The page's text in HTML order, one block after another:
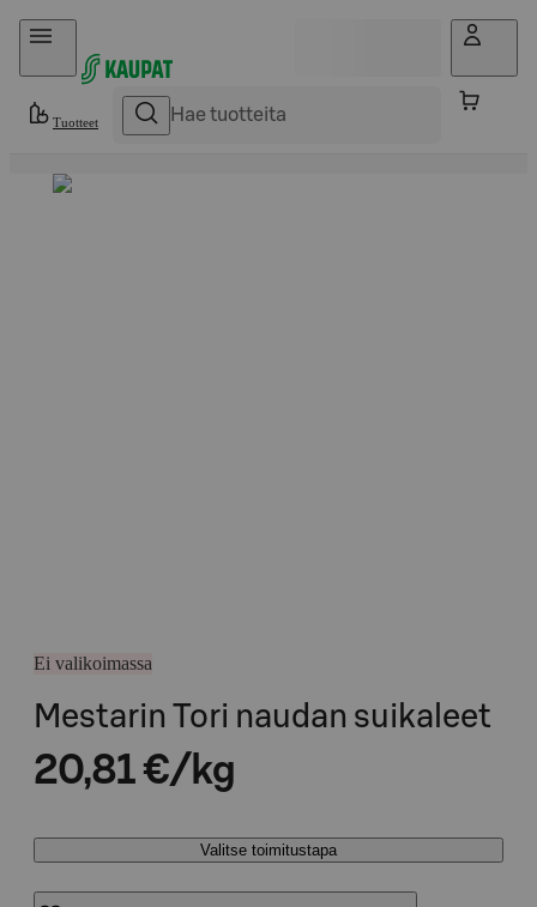
Hyppää sisältöön
Tuotteet
Ei valikoimassa
Mestarin Tori naudan suikaleet
20,81 €/kg
Valitse toimitustapa